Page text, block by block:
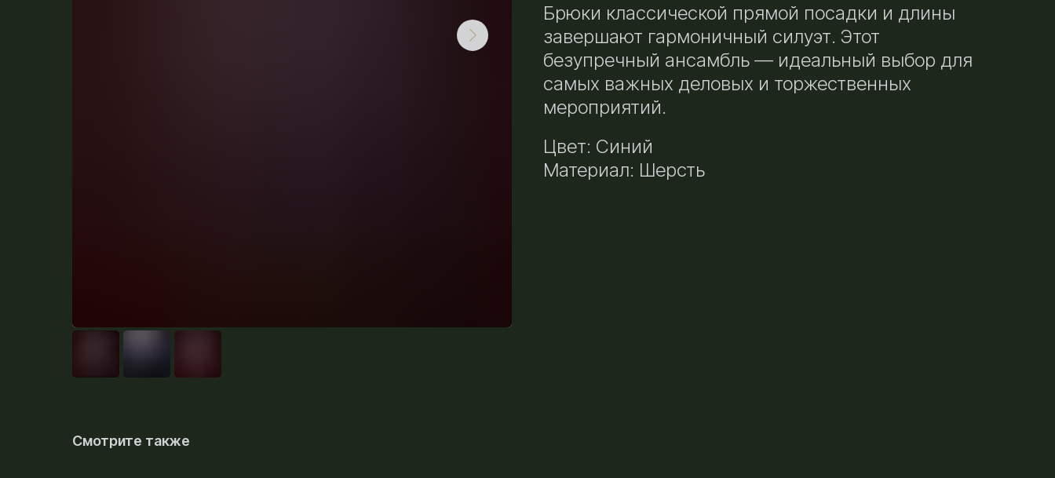
Брюки классической прямой посадки и длины
завершают гармоничный силуэт. Этот
безупречный ансамбль — идеальный выбор для
самых важных деловых и торжественных
мероприятий.
Цвет: Синий
Материал: Шерсть
Смотрите также